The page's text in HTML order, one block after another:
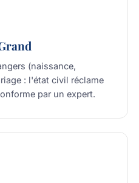
(naissance,
: l'état civil réclame
par un expert.